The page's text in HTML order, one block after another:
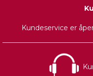
Kundeservice er